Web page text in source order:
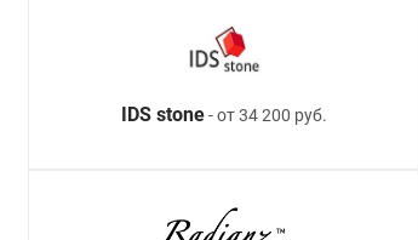
IDS stone- от 34 200 руб.